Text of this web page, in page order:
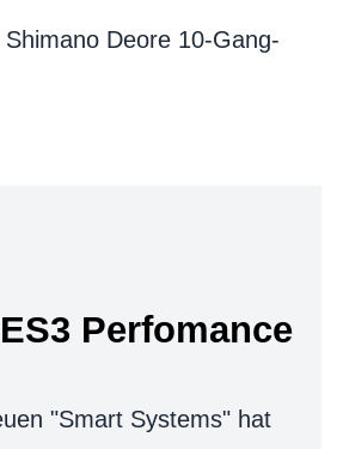
Shimano Deore 10-Gang-
Perfomance
"Smart Systems" hat